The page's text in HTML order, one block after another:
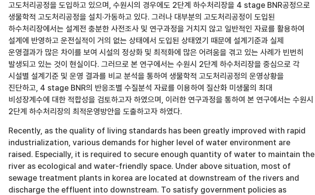
고도처리공정을 도입하고 있으며, 수원시의 경우에도 2단계 하수처리장을 4 stage BNR공정으로
생물학적 고도처리공정을 설치·가동하고 있다. 그러나 대부분의 고도처리공정이 도입된
하수처리장에서는 설계전 충분한 사전조사 및 연구과정을 거치지 않고 일반적인 자료를 활용하여
설계에 반영하고 운전실적이 거의 없는 상태에서 도입된 상태였기 때문에 설계기준과 실제
운영결과가 많은 차이를 보여 시설의 정상화 및 최적화에 많은 어려움을 겪고 있는 사례가 빈번히
발생되고 있는 것이 현실이다. 그러므로 본 연구에서는 수원시 2단계 하수처리장을 중심으로 각
시설별 설계기준 및 운영 결과를 비교 분석을 통하여 생물학적 고도처리공정의 운영상황을
진단하고, 4 stage BNR의 반응조별 수질분석 자료를 이용하여 질산화 미생물의 최대
비성장계수에 대한 적합성을 검토하고자 하였으며, 이러한 연구과정을 통하여 본 연구에서는 수원시
2단계 하수처리장의 최적운영방안을 도출하고자 하였다.
Recently, as the quality of living standards has been greatly improved with rapid
industrialization, various demands for higher level of water environment are
raised. Especially, it is required to secure enough quantity of water to maintain the
river as ecological and water-friendly space. Under above situation, most of
sewage treatment plants in korea are located at downstream of the rivers and
discharge the effluent into downstream. To satisfy government policies as